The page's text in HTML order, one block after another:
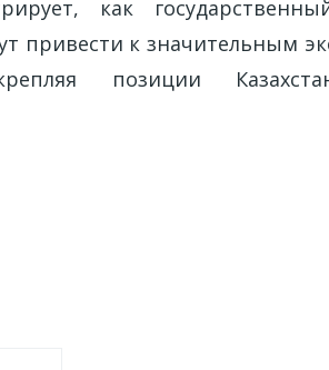
как
привести к значительным
позиции